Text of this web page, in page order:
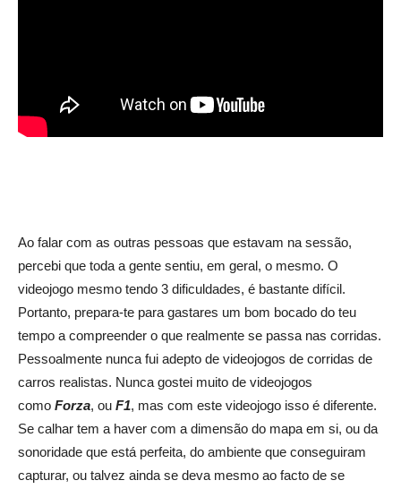
Ao falar com as outras pessoas que estavam na sessão,
percebi que toda a gente sentiu, em geral, o mesmo. O
videojogo mesmo tendo 3 dificuldades, é bastante difícil.
Portanto, prepara-te para gastares um bom bocado do teu
tempo a compreender o que realmente se passa nas corridas.
Pessoalmente nunca fui adepto de videojogos de corridas de
carros realistas. Nunca gostei muito de videojogos
como Forza, ou F1, mas com este videojogo isso é diferente.
Se calhar tem a haver com a dimensão do mapa em si, ou da
sonoridade que está perfeita, do ambiente que conseguiram
capturar, ou talvez ainda se deva mesmo ao facto de se